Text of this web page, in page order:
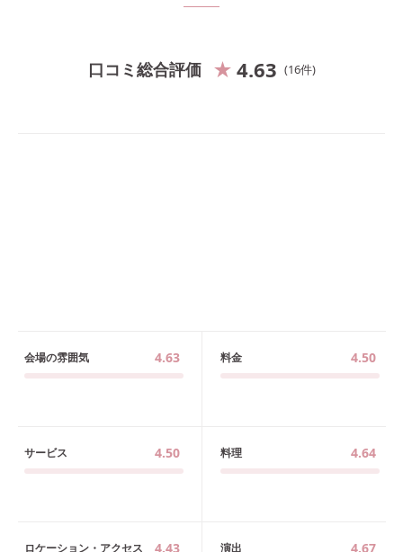
口コミ総合評価 4.63 16件
会場の雰囲気 4.63 料金 4.50
サービス 4.50 料理 4.64
ロケーション・アクセス 4.43 演出 4.67